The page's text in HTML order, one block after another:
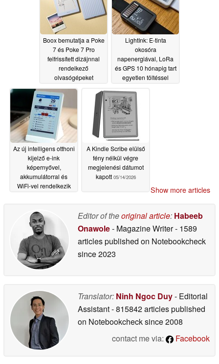
Boox bemutatja a Poke
7 és Poke 7 Pro
felfrissített dizájnnal
rendelkező
olvasógépeket
05/20/2026
LightInk: E-tinta
okosóra
napenergiával, LoRa
és GPS 10 hónapig tart
egyetlen töltéssel
Az új intelligens otthoni
kijelző e-ink
képernyővel,
akkumulátorral és
WiFi-vel rendelkezik
A Kindle Scribe elülső
fény nélkül végre
megjelenési dátumot
kapott 05/14/2026
Show more articles
Editor of theoriginal article: Habeeb
Onawole- Magazine Writer- 1589
articles published on Notebookcheck
since 2023
Translator: Ninh Ngoc Duy- Editorial
Assistant- 815842 articles published
on Notebookchecksince 2008
contact me via:
Facebook